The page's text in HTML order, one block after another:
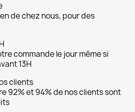
de chez nous, pour des
commande le jour même si
13H
clients
92% et 94% de nos clients sont